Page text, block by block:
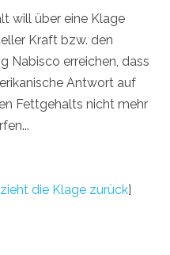
will über eine Klage
Kraft bzw. den
Nabisco erreichen, dass
Antwort auf
Fettgehalts nicht mehr
die Klage zurück]